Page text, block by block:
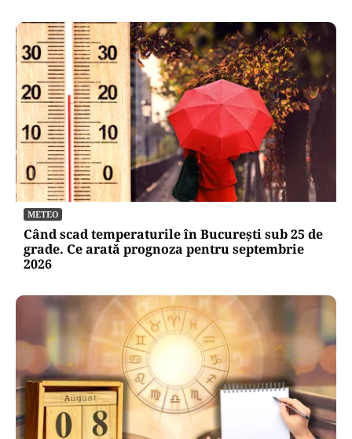
METEO
Când scad temperaturile în București sub 25 de
grade. Ce arată prognoza pentru septembrie
2026